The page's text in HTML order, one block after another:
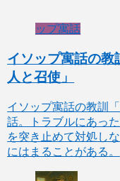
ップ寓話
イソップ寓話の教
人と召使」
イソップ寓話の教訓
話。トラブルにあっ
を突き止めて対処し
にはまることがある。